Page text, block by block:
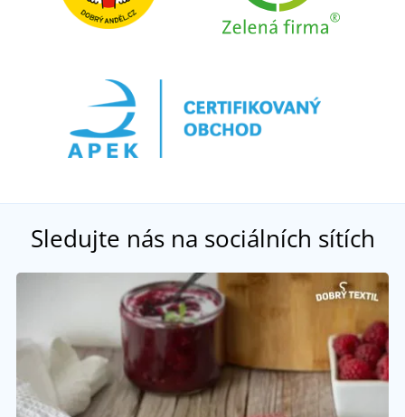
Sledujte nás na sociálních sítích